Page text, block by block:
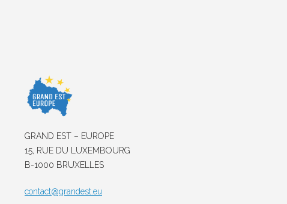
GRAND EST – EUROPE
15, RUE DU LUXEMBOURG
B-1000 BRUXELLES
contact@grandest.eu